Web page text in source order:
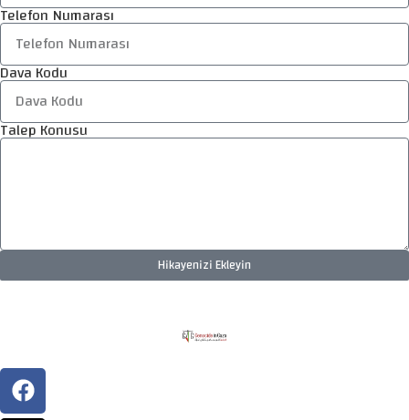
Telefon Numarası
Dava Kodu
Talep Konusu
Hikayenizi Ekleyin